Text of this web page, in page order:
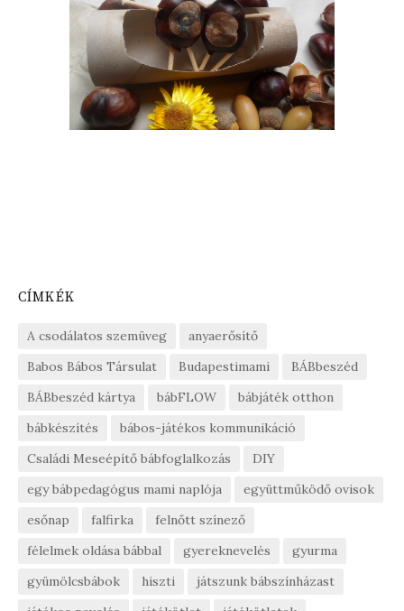
CÍMKÉK
A csodálatos szemüveg
anyaerősítő
Babos Bábos Társulat
Budapestimami
BÁBbeszéd
BÁBbeszéd kártya
bábFLOW
bábjáték otthon
bábkészítés
bábos-játékos kommunikáció
Családi Meseépítő bábfoglalkozás
DIY
egy bábpedagógus mami naplója
együttműködő ovisok
esőnap
falfirka
felnőtt színező
félelmek oldása bábbal
gyereknevelés
gyurma
gyümölcsbábok
hiszti
játszunk bábszínházast